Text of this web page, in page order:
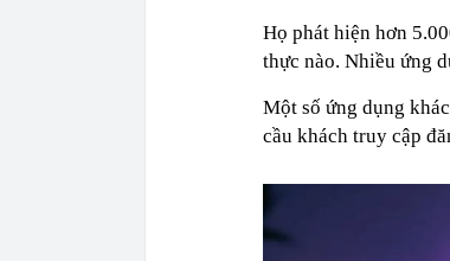
Họ phát hiện hơn
thực nào. Nhiều ứng
Một số ứng dụng
cầu khách truy cập